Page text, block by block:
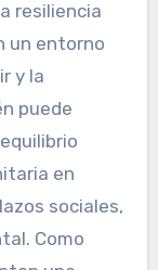
resiliencia
un entorno
y la
puede
en
sociales,
Como